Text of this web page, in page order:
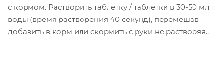
с кормом. Растворить таблетку / таблетки в 30-50 мл
воды (время растворения 40 секунд), перемешав
добавить в корм или скормить с руки не растворяя..